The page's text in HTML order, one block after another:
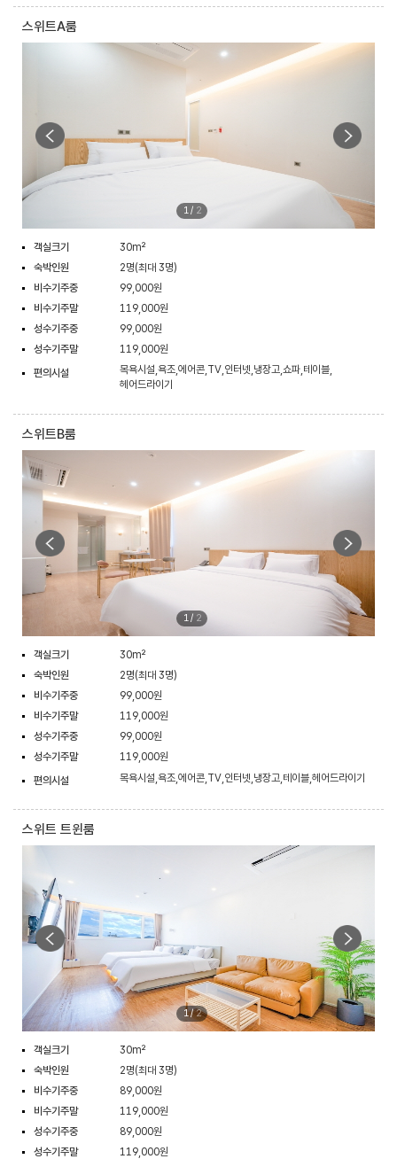
스위트A룸
1/ 2
객실크기
30m²
숙박인원
2명(최대 3명)
비수기주중
99,000원
비수기주말
119,000원
성수기주중
99,000원
성수기주말
119,000원
편의시설
목욕시설,욕조,에어콘,TV,인터넷,냉장고,쇼파,테이블,
헤어드라이기
스위트B룸
1/ 2
객실크기
30m²
숙박인원
2명(최대 3명)
비수기주중
99,000원
비수기주말
119,000원
성수기주중
99,000원
성수기주말
119,000원
편의시설
목욕시설,욕조,에어콘,TV,인터넷,냉장고,테이블,헤어드라이기
스위트 트윈룸
1/2
객실크기
30m²
숙박인원
2명(최대 3명)
비수기주중
89,000원
비수기주말
119,000원
성수기주중
89,000원
성수기주말
119,000원